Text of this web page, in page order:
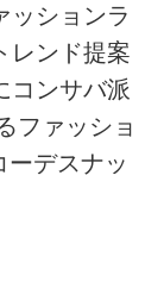
ッションラ
レンド提案
コンサバ派
ファッショ
ーデスナッ